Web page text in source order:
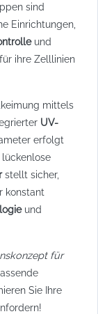
sind
Einrichtungen,
und
ihre Zelllinien
mittels
UV-
erfolgt
lückenlose
stellt sicher,
konstant
und
für
Sie Ihre